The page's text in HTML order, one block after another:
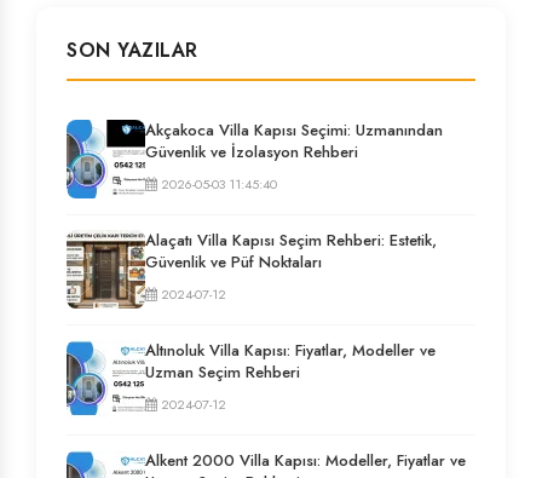
SON YAZILAR
Akçakoca Villa Kapısı Seçimi: Uzmanından
Güvenlik ve İzolasyon Rehberi
2026-05-03 11:45:40
Alaçatı Villa Kapısı Seçim Rehberi: Estetik,
Güvenlik ve Püf Noktaları
2024-07-12
Altınoluk Villa Kapısı: Fiyatlar, Modeller ve
Uzman Seçim Rehberi
2024-07-12
Alkent 2000 Villa Kapısı: Modeller, Fiyatlar ve